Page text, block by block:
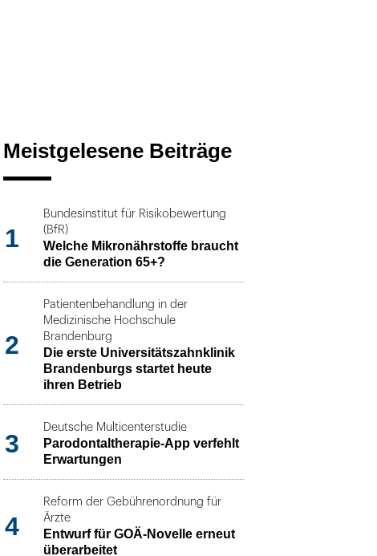
Meistgelesene Beiträge
1
Bundesinstitut für Risikobewertung
(BfR)
Welche Mikronährstoffe braucht
die Generation 65+?
2
Patientenbehandlung in der
Medizinische Hochschule
Brandenburg
Die erste Universitätszahnklinik
Brandenburgs startet heute
ihren Betrieb
3
Deutsche Multicenterstudie
Parodontaltherapie-App verfehlt
Erwartungen
4
Reform der Gebührenordnung für
Ärzte
Entwurf für GOÄ-Novelle erneut
überarbeitet